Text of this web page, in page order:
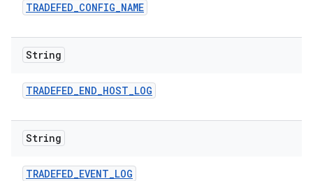
TRADEFED_CONFIG_NAME
String
TRADEFED_END_HOST_LOG
String
TRADEFED_EVENT_LOG